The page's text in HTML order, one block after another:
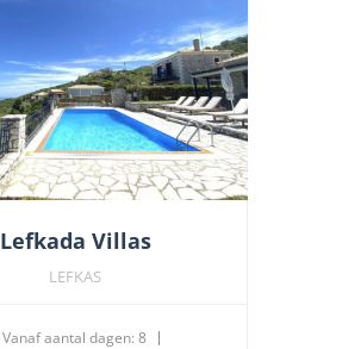
Lefkada Villas
LEFKAS
Vanaf aantal dagen: 8